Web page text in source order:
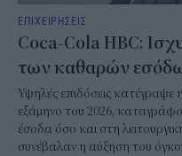
ΕΠΙΧΕΙΡΗΣΕΙΣ
Coca-Cola HBC:
των καθαρών
Υψηλές επιδόσεις
εξάμηνο του 2026,
έσοδα όσο και στη
συνέβαλαν η αύξηση του